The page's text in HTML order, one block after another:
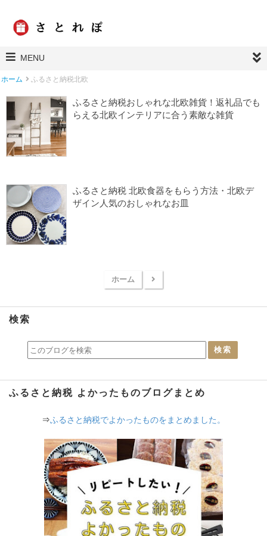
MENU
ホーム ふるさと納税北欧
ふるさと納税おしゃれな北欧雑貨！返礼品でも
らえる北欧インテリアに合う素敵な雑貨
ふるさと納税雑貨 ふるさと納税北欧 楽天ふるさと納税
ふるさと納税 北欧食器をもらう方法・北欧デ
ザイン人気のおしゃれなお皿
ふるさと納税キッチン
ふるさと納税北欧
ホーム
検索
ふるさと納税 よかったものブログまとめ
⇒ふるさと納税でよかったものをまとめました。